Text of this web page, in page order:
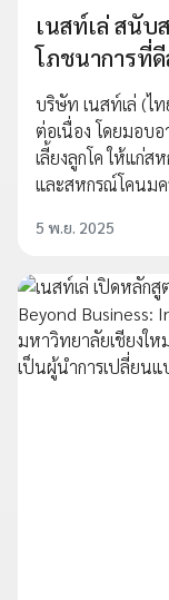
เนสท์เล่ สนั
โภชนาการที่ดี
บริษัท เนสท์เล่ (ไ
ต่อเนื่อง โดยมอบ
เลี้ยงลูกโค ให้แก่
และสหกรณ์โคนม
5 พ.ย. 2025